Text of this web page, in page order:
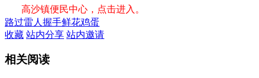
高沙镇便民中心，点击进入。
路过雷人 握手鲜花鸡蛋
收藏 站内分享 站内邀请
相关阅读